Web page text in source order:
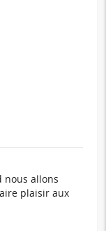
nous allons
plaisir aux